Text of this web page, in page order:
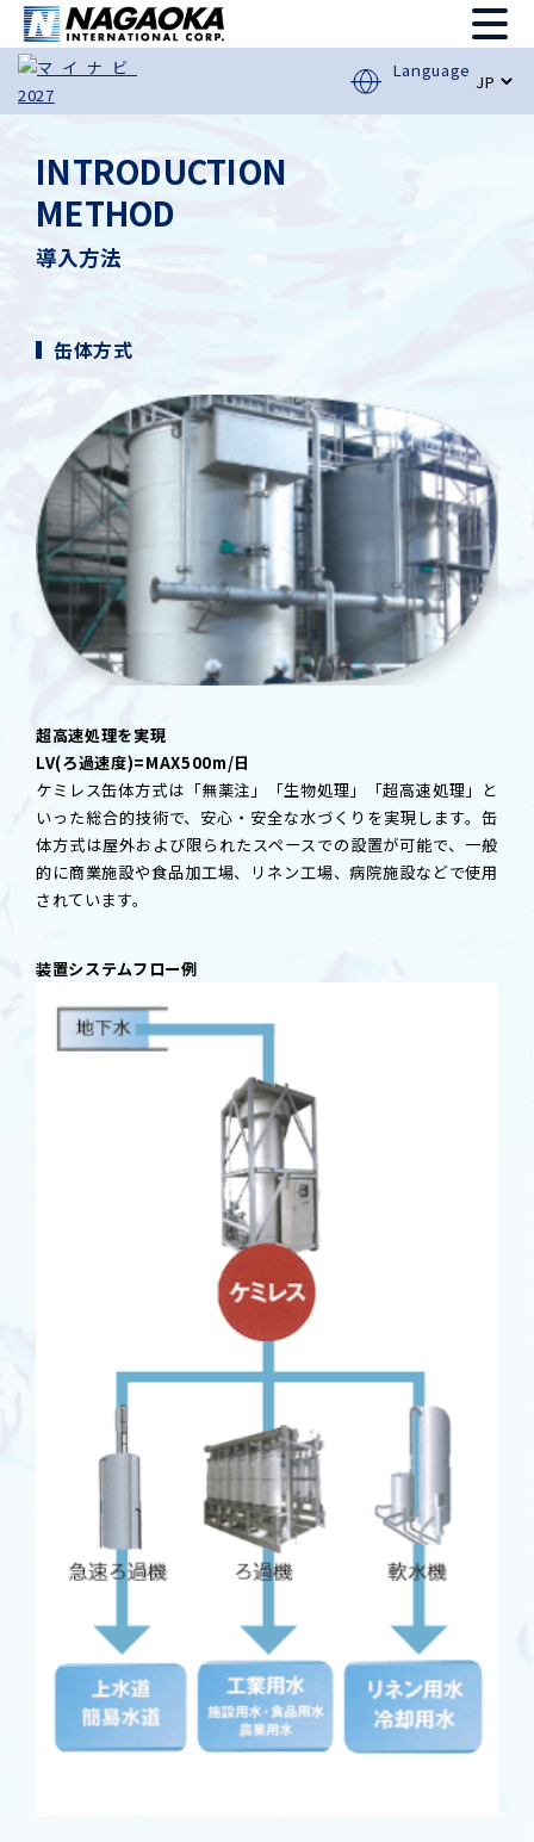
Language
INTRODUCTION
METHOD
導入方法
缶体方式
超高速処理を実現
LV(ろ過速度)=MAX500m/日
ケミレス缶体方式は「無薬注」「生物処理」「超高速処理」と
いった総合的技術で、安心・安全な水づくりを実現します。缶
体方式は屋外および限られたスペースでの設置が可能で、一般
的に商業施設や食品加工場、リネン工場、病院施設などで使用
されています。
装置システムフロー例